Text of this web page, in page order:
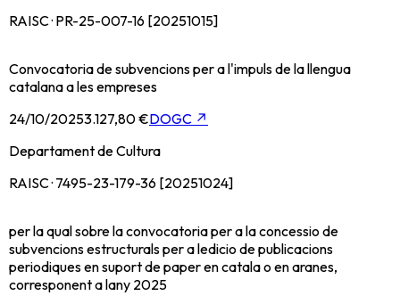
RAISC · PR-25-007-16 [20251015]
Convocatoria de subvencions per a l'impuls de la llengua
catalana a les empreses
24/10/20253.127,80 €DOGC ↗
Departament de Cultura
RAISC · 7495-23-179-36 [20251024]
per la qual sobre la convocatoria per a la concessio de
subvencions estructurals per a ledicio de publicacions
periodiques en suport de paper en catala o en aranes,
corresponent a lany 2025